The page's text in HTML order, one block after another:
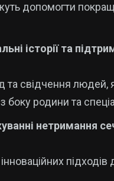
допомогти
історії та
та свідчення людей,
родини та
нетримання